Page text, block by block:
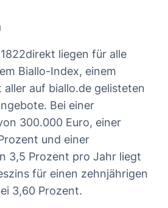
liegen für alle
Biallo-Index, einem
auf biallo.de gelisteten
Bei einer
300.000 Euro, einer
und einer
3,5 Prozent pro Jahr liegt
für einen zehnjährigen
3,60 Prozent.